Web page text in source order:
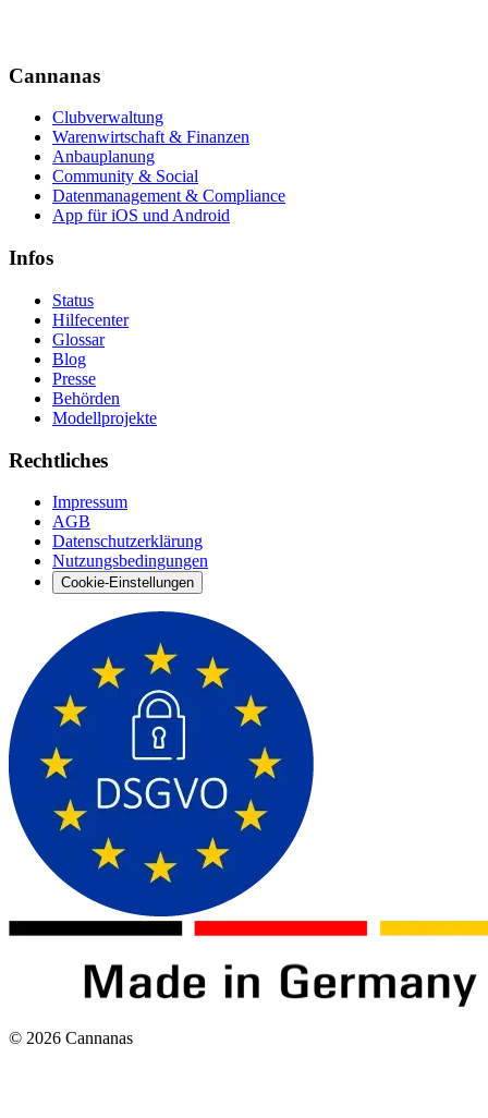
Cannanas
Clubverwaltung
Warenwirtschaft & Finanzen
Anbauplanung
Community & Social
Datenmanagement & Compliance
App für iOS und Android
Infos
Status
Hilfecenter
Glossar
Blog
Presse
Behörden
Modellprojekte
Rechtliches
Impressum
AGB
Datenschutzerklärung
Nutzungsbedingungen
Cookie-Einstellungen
© 2026 Cannanas